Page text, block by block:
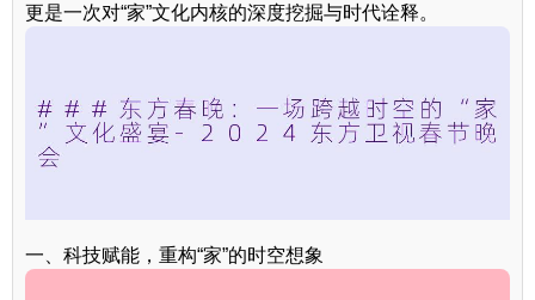
更是一次对“家”文化内核的深度挖掘与时代诠释。
一、科技赋能，重构“家”的时空想象